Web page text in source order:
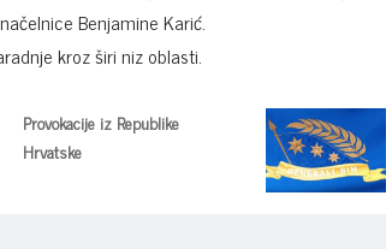
Benjamine Karić.
kroz širi niz oblasti.
Provokacije iz Republike
Hrvatske